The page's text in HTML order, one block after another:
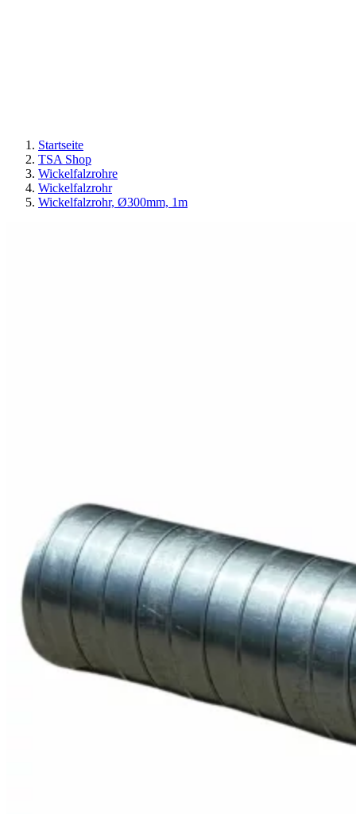
Startseite
TSA Shop
Wickelfalzrohre
Wickelfalzrohr
Wickelfalzrohr, Ø300mm, 1m